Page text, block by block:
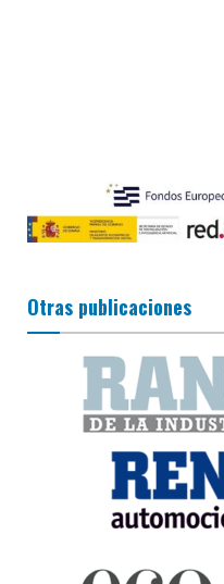
Otras publicaciones